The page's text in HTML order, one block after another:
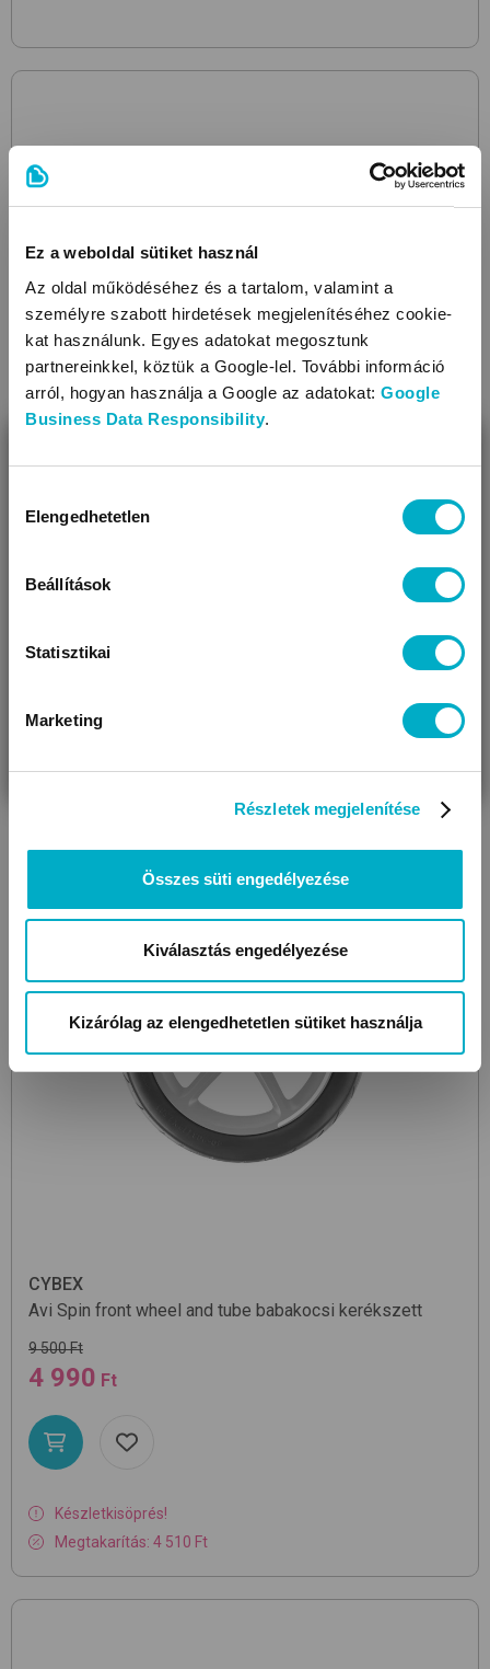
Ez a weboldal sütiket használ
Az oldal működéséhez és a tartalom, valamint a
személyre szabott hirdetések megjelenítéséhez cookie-
kat használunk. Egyes adatokat megosztunk
partnereinkkel, köztük a Google-lel. További információ
arról, hogyan használja a Google az adatokat: Google
Business Data Responsibility.
kiválasztása
Elengedhetetlen
Beállítások
Statisztikai
Marketing
Részletek megjelenítése
Összes süti engedélyezése
Kiválasztás engedélyezése
Kizárólag az elengedhetetlen sütiket használja
Tube Air Wheels 12 rear
3 990 Ft
CYBEX
Avi Spin front wheel and tube babakocsi kerékszett
9 500 Ft
4 990 Ft
Készletkisöprés!
Megtakarítás: 4 510 Ft
Úgy látjuk, most jársz nálunk először!
VÁRANDÓS
AJÁNDÉKOT